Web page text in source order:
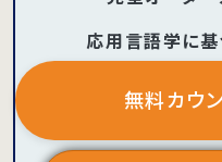
応用言語学に基
採用率0.3％のプロ
無料カウ